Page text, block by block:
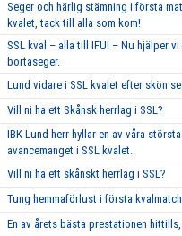
Seger och härlig stämning i första
kvalet, tack till alla som kom!
SSL kval – alla till IFU! – Nu hjälper
bortaseger.
Lund vidare i SSL kvalet efter skön
Vill ni ha ett Skånsk herrlag i SSL?
IBK Lund herr hyllar en av våra
avancemanget i SSL kvalet.
Vill ni ha ett skånskt herrlag i SSL?
Tung hemmaförlust i första
En av årets bästa prestationen